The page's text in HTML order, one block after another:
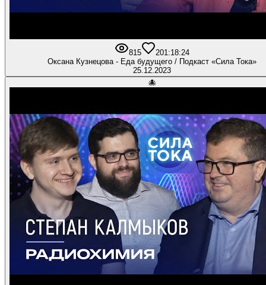
815 201:18:24
Оксана Кузнецова - Еда будущего / Подкаст «Сила Тока»
25.12.2023
🐙